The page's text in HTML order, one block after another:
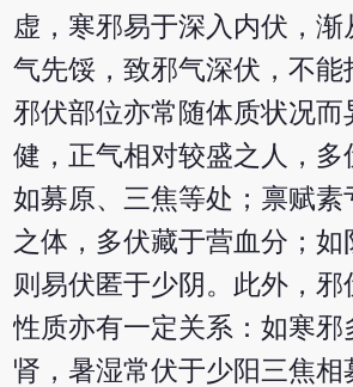
虚，寒邪易于深入内伏，渐
气先馁，致邪气深伏，不能
邪伏部位亦常随体质状况而
健，正气相对较盛之人，多
如募原、三焦等处；禀赋素
之体，多伏藏于营血分；如
则易伏匿于少阴。此外，邪
性质亦有一定关系：如寒邪
肾，暑湿常伏于少阳三焦相